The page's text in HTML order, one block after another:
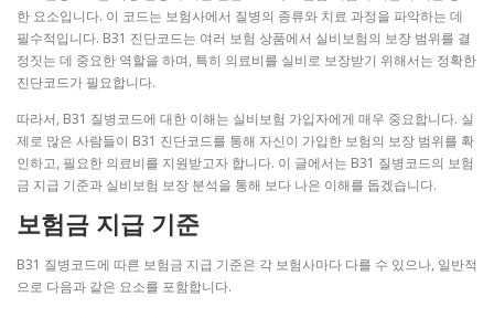
한 요소입니다. 이 코드는 보험사에서 질병의 종류와 치료 과정을 파악하는 데
필수적입니다. B31 진단코드는 여러 보험 상품에서 실비보험의 보장 범위를 결
정짓는 데 중요한 역할을 하며, 특히 의료비를 실비로 보장받기 위해서는 정확한
진단코드가 필요합니다.
따라서, B31 질병코드에 대한 이해는 실비보험 가입자에게 매우 중요합니다. 실
제로 많은 사람들이 B31 진단코드를 통해 자신이 가입한 보험의 보장 범위를 확
인하고, 필요한 의료비를 지원받고자 합니다. 이 글에서는 B31 질병코드의 보험
금 지급 기준과 실비보험 보장 분석을 통해 보다 나은 이해를 돕겠습니다.
보험금 지급 기준
B31 질병코드에 따른 보험금 지급 기준은 각 보험사마다 다를 수 있으나, 일반적
으로 다음과 같은 요소를 포함합니다.